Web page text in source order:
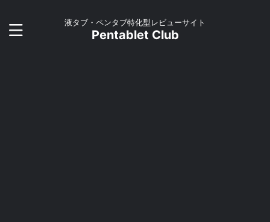
液タブ・ペンタブ特化型レビューサイト
Pentablet Club